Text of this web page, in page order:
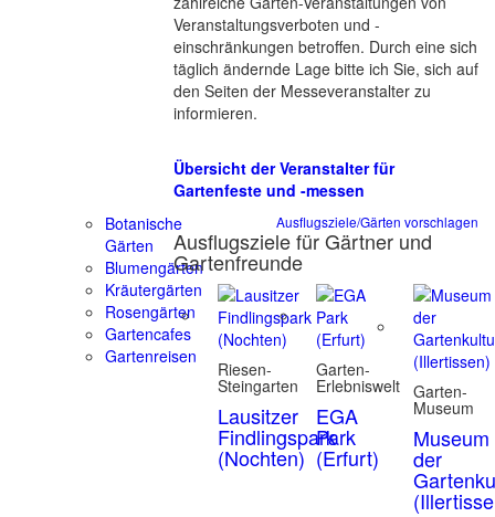
Veranstaltungsverboten und -
einschränkungen betroffen. Durch eine sich
täglich ändernde Lage bitte ich Sie, sich auf
den Seiten der Messeveranstalter zu
informieren.
Übersicht der Veranstalter für
Gartenfeste und -messen
Botanische
Gärten
Blumengärten
Kräutergärten
Rosengärten
Gartencafes
Gartenreisen
Ausflugsziele/Gärten vorschlagen
Ausflugsziele für Gärtner und
Gartenfreunde
Riesen-
Steingarten
Lausitzer
Findlingspark
(Nochten)
Garten-
Erlebniswelt
EGA
Park
(Erfurt)
Garten-
Museum
Museum
der